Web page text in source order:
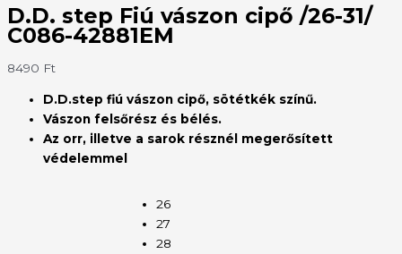
D.D. step Fiú vászon cipő /26-31/
C086-42881EM
8490 Ft
D.D.step fiú vászon cipő, sötétkék színű.
Vászon felsőrész és bélés.
Az orr, illetve a sarok résznél megerősített
védelemmel
26
27
28